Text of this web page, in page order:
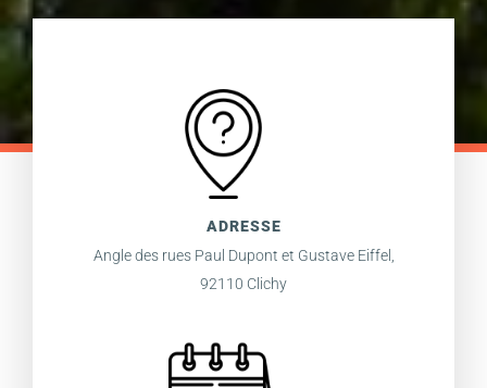
ADRESSE
Angle des rues Paul Dupont et Gustave Eiffel,
92110 Clichy